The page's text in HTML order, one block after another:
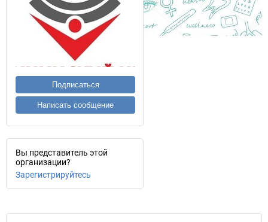
Подписаться
Написать сообщение
Вы представитель этой
организации?
Зарегистрируйтесь